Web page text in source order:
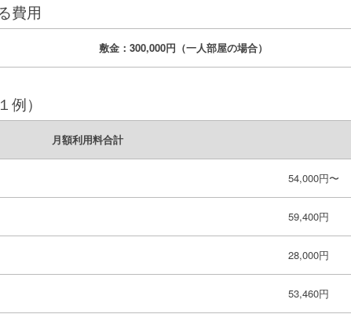
費用
敷金：300,000円（一人部屋の場合）
例）
月額利用料合計
54,000円〜
59,400円
28,000円
53,460円